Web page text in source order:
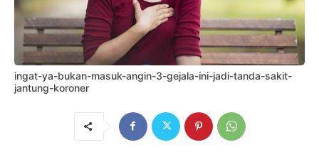
ingat-ya-bukan-masuk-angin-3-gejala-ini-jadi-tanda-sakit-
jantung-koroner